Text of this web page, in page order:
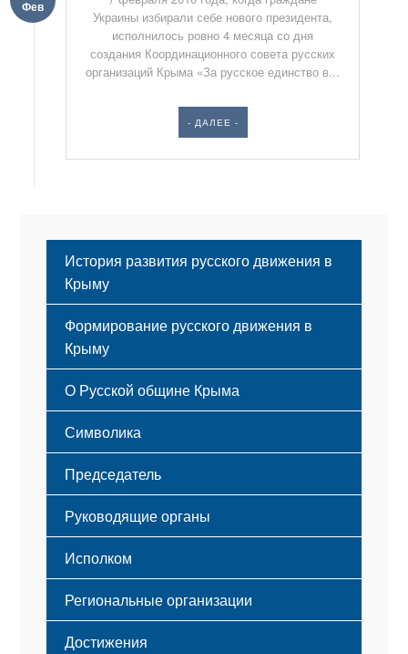
Фев
Украины избирали себе нового президента,
исполнилось ровно 4 месяца со дня
создания Координационного совета русских
организаций Крыма «За русское единство в...
- ДАЛЕЕ -
История развития русского движения в
Крыму
Формирование русского движения в
Крыму
Русский Крым
О Русской общине Крыма
Этапы становления
Принципы деятельности
Структура
Мероприятия
Символика
Флаг
Герб
Гимн
Председатель
Руководящие органы
Исполком
Региональные организации
Достижения